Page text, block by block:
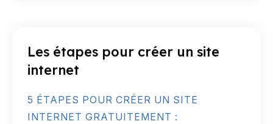
Les étapes pour créer un site
internet
5 ÉTAPES POUR CRÉER UN SITE
INTERNET GRATUITEMENT :